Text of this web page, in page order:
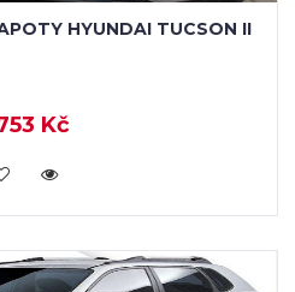
HYUNDAI TUCSON II
Kč